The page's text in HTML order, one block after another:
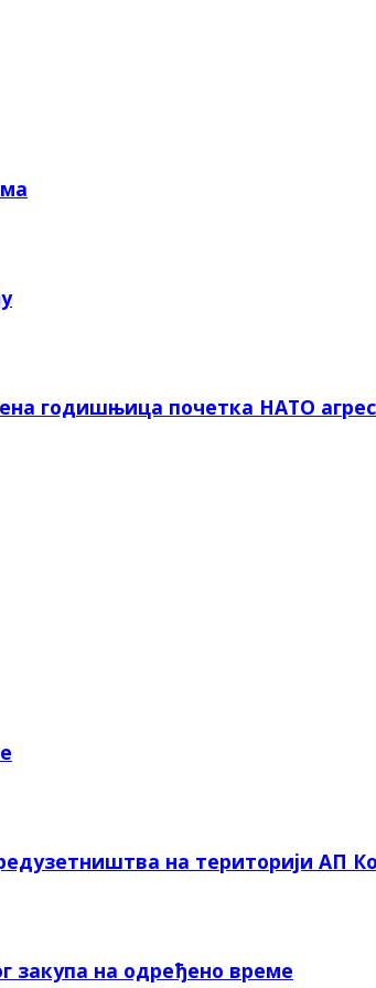
годишњица почетка НАТО
на територији АП
закупа на одређено време